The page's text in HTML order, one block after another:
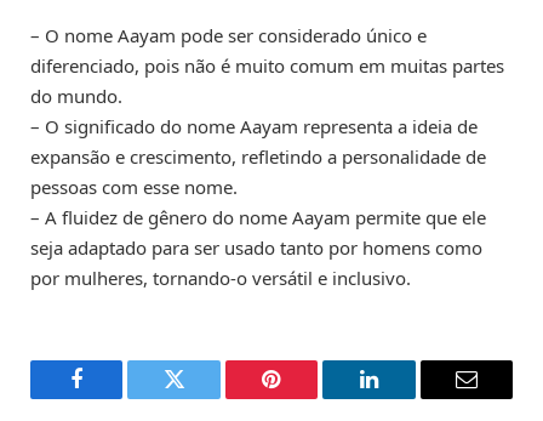
– O nome Aayam pode ser considerado único e
diferenciado, pois não é muito comum em muitas partes
do mundo.
– O significado do nome Aayam representa a ideia de
expansão e crescimento, refletindo a personalidade de
pessoas com esse nome.
– A fluidez de gênero do nome Aayam permite que ele
seja adaptado para ser usado tanto por homens como
por mulheres, tornando-o versátil e inclusivo.
Facebook Twitter Pinterest LinkedIn Email